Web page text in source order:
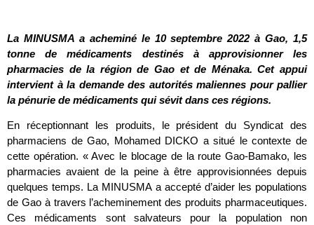
La MINUSMA a acheminé le 10 septembre 2022 à Gao, 1,5
tonne de médicaments destinés à approvisionner les
pharmacies de la région de Gao et de Ménaka. Cet appui
intervient à la demande des autorités maliennes pour pallier
la pénurie de médicaments qui sévit dans ces régions.
En réceptionnant les produits, le président du Syndicat des
pharmaciens de Gao, Mohamed DICKO a situé le contexte de
cette opération. « Avec le blocage de la route Gao-Bamako, les
pharmacies avaient de la peine à être approvisionnées depuis
quelques temps. La MINUSMA a accepté d’aider les populations
de Gao à travers l’acheminement des produits pharmaceutiques.
Ces médicaments sont salvateurs pour la population non